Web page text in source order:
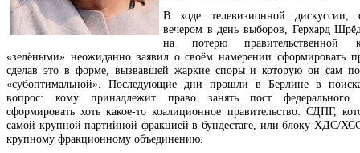
В ходе телевизионной дискуссии,
вечером в день выборов, Герхард
на потерю правительственной
«зелёными» неожиданно заявил о своём намерении сформировать
сделав это в форме, вызвавшей жаркие споры и которую он сам
«субоптимальной». Последующие дни прошли в Берлине в
вопрос: кому принадлежит право занять пост федерального
сформировать хоть какое-то коалиционное правительство: СДПГ,
самой крупной партийной фракцией в бундестаге, или блоку ХДС/
крупному фракционному объединению.